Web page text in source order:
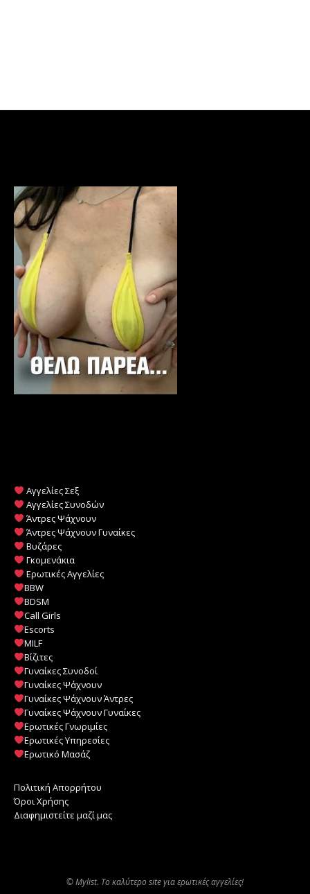
Αγγελίες Σεξ
Αγγελίες Συνοδών
Άντρες Ψάχνουν
Άντρες Ψάχνουν Γυναίκες
Βυζάρες
Γκομενάκια
Ερωτικές Αγγελίες
BBW
BDSM
Call Girls
Escorts
MILF
️Βίζιτες
Γυναίκες Συνοδοί
Γυναίκες Ψάχνουν
Γυναίκες Ψάχνουν Άντρες
Γυναίκες Ψάχνουν Γυναίκες
Ερωτικές Γνωριμίες
Ερωτικές Υπηρεσίες
Ερωτικό Μασάζ
Πολιτική Απορρήτου
Όροι Χρήσης
Διαφημιστείτε μαζί μας
© Mylist. Το καλύτερο site για ερωτικές αγγελίες!